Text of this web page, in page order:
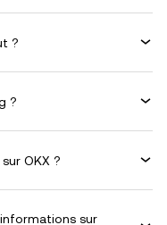
?
?
OKX ?
sur